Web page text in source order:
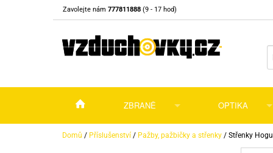
Zavolejte nám 777811888 (9 - 17 hod)
ZBRANĚ
Vzduchovky Vzduchovky na
OPTIKA
Puškohledy
Domů / Příslušenství / Pažby, pažbičky a střenky / Střenky